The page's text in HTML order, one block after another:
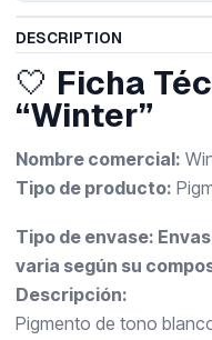
DESCRIPTION
🤍 Ficha
“Winter”
Nombre comercial:
Tipo de producto:
Tipo de envase:
varia según su
Descripción:
Pigmento de tono